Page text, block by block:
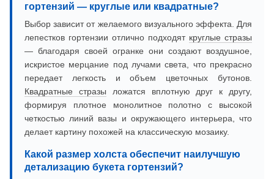
гортензий — круглые или квадратные?
Выбор зависит от желаемого визуального эффекта. Для
лепестков гортензии отлично подходят круглые стразы
— благодаря своей огранке они создают воздушное,
искристое мерцание под лучами света, что прекрасно
передает легкость и объем цветочных бутонов.
Квадратные стразы ложатся вплотную друг к другу,
формируя плотное монолитное полотно с высокой
четкостью линий вазы и окружающего интерьера, что
делает картину похожей на классическую мозаику.
Какой размер холста обеспечит наилучшую
детализацию букета гортензий?